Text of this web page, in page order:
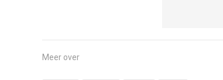
Meer over